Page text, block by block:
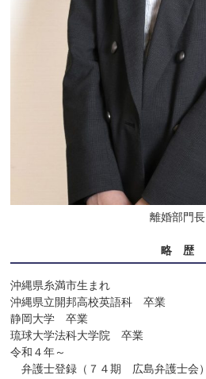
離婚部門長
略 歴
沖縄県糸満市生まれ
沖縄県立開邦高校英語科　卒業
静岡大学　卒業
琉球大学法科大学院　卒業
令和４年～
弁護士登録（７４期　広島弁護士会）